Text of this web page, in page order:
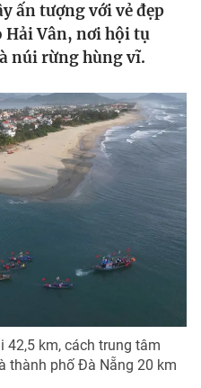
ấn tượng với vẻ đẹp
Hải Vân, nơi hội tụ
núi rừng hùng vĩ.
42,5 km, cách trung tâm
thành phố Đà Nẵng 20 km